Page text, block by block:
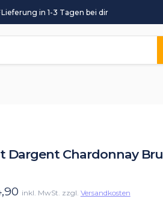
in 1-3 Tagen bei dir
Dargent Chardonnay
inkl. MwSt. zzgl. Versandkosten